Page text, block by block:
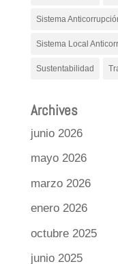
Sistema
Sistema Local
Sustentabilidad
Archives
junio 2026
mayo 2026
marzo 2026
enero 2026
octubre 2025
junio 2025